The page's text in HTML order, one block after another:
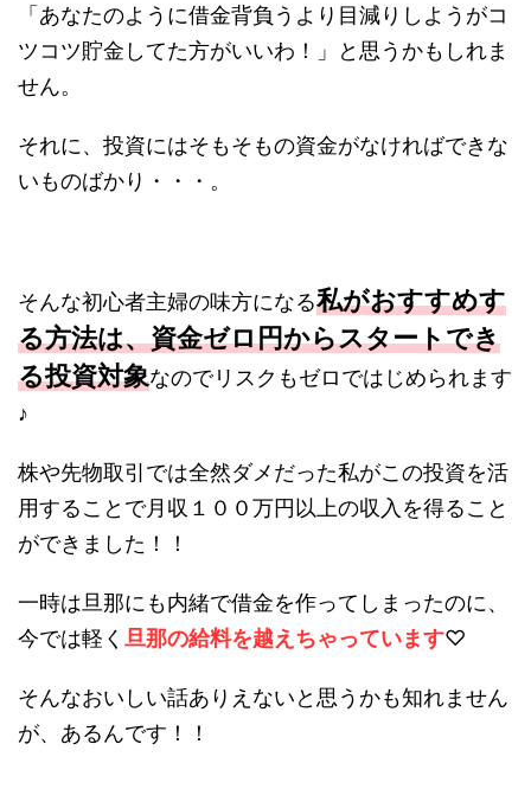
「あなたのように借金背負うより目減りしようがコ
ツコツ貯金してた方がいいわ！」と思うかもしれま
せん。
それに、投資にはそもそもの資金がなければできな
いものばかり・・・。
そんな初心者主婦の味方になる私がおすすめす
る方法は、資金ゼロ円からスタートでき
る投資対象なのでリスクもゼロではじめられます
♪
株や先物取引では全然ダメだった私がこの投資を活
用することで月収１００万円以上の収入を得ること
ができました！！
一時は旦那にも内緒で借金を作ってしまったのに、
今では軽く 旦那の給料を越えちゃっています♡
そんなおいしい話ありえないと思うかも知れません
が、あるんです！！